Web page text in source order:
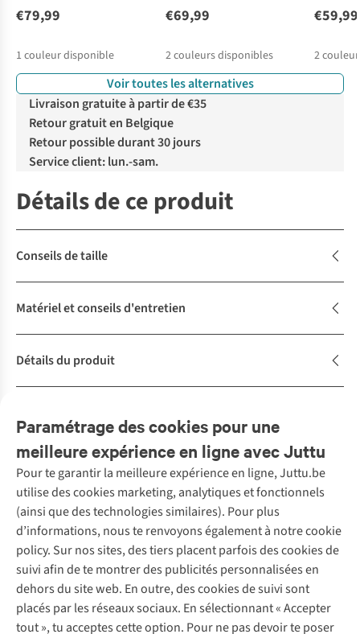
€79,99
1 couleur disponible
€69,99
2couleurs disponibles
%
€59,99
2
Voir toutes les alternatives
Livraison gratuite à partir de €35
Retour gratuit en Belgique
Retour possible durant 30 jours
Service client: lun.-sam.
Détails de ce produit
Conseils de taille
Matériel et conseils d'entretien
Détails du produit
Paramétrage des cookies pour une
meilleure expérience en ligne avec Juttu
Pour te garantir la meilleure expérience en ligne, Juttu.be
utilise des cookies marketing, analytiques et fonctionnels
(ainsi que des technologies similaires). Pour plus
d’informations, nous te renvoyons également à notre cookie
policy. Sur nos sites, des tiers placent parfois des cookies de
suivi afin de te montrer des publicités personnalisées en
dehors du site web. En outre, des cookies de suivi sont
placés par les réseaux sociaux. En sélectionnant « Accepter
tout », tu acceptes cette option. Pour ne pas devoir te poser
Service client
Questions fréquentes
Commander
Payer
10 % réduction étudiants
Klarna : post-paiement
Livraison
Nos services
Vintage - ReJUsed
Atelier de couture
Personal shopping
Boîte à vêtements
Juttu
Qui sommes-nous ?